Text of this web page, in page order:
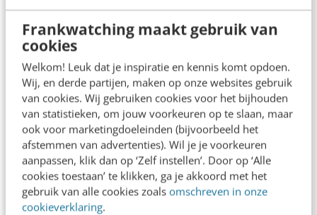
Frankwatching maakt gebruik van
cookies
Welkom! Leuk dat je inspiratie en kennis komt opdoen.
Wij, en derde partijen, maken op onze websites gebruik
van cookies. Wij gebruiken cookies voor het bijhouden
van statistieken, om jouw voorkeuren op te slaan, maar
ook voor marketingdoeleinden (bijvoorbeeld het
afstemmen van advertenties). Wil je je voorkeuren
aanpassen, klik dan op ‘Zelf instellen’. Door op ‘Alle
cookies toestaan’ te klikken, ga je akkoord met het
gebruik van alle cookies zoals omschreven in onze
cookieverklaring.
ONLINE MASTERCLASS
De nieuwe SEO- & GEO-
spelregels
In 2,5 uur van Google-first naar AI-first: zo wordt je
content beter gevonden. Schrijf je in en bekijk
direct.